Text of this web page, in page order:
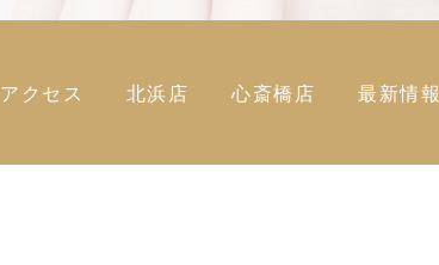
アクセス 北浜店 心斎橋店 最新情報